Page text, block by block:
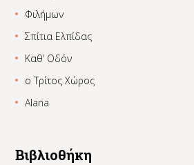
Φιλήμων
Σπίτια Ελπίδας
Καθ’ Οδόν
ο Τρίτος Χώρος
Alana
Βιβλιοθήκη